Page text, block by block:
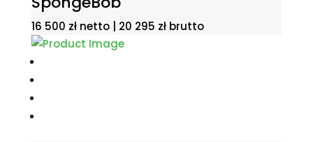
16 500 zł netto | 20 295 złbrutto